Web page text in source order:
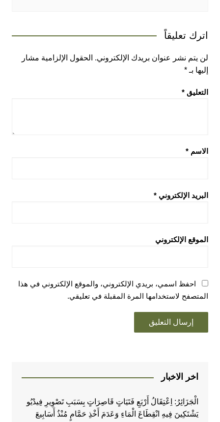
اترك تعليقاً
لن يتم نشر عنوان بريدك الإلكتروني. الحقول الإلزامية مشار
إليها بـ *
التعليق *
الاسم *
البريد الإلكتروني *
الموقع الإلكتروني
احفظ اسمي، بريدي الإلكتروني، والموقع الإلكتروني في هذا
المتصفح لاستخدامها المرة المقبلة في تعليقي.
اخر الاخبار
الْجَزَائِرُ: اِعْتِقَالُ أَرْبَعِ فَتَيَاتٍ قَاصِرَاتٍ بِسَبَبِ تَصْوِيرِ فِيدْيُو
يَشْتَكِينَ فِيهِ انْقِطَاعَ الْمَاءِ وَعَدَمَ أَخْذِ حَمَّامٍ مُنْذُ أَسَابِيعَ